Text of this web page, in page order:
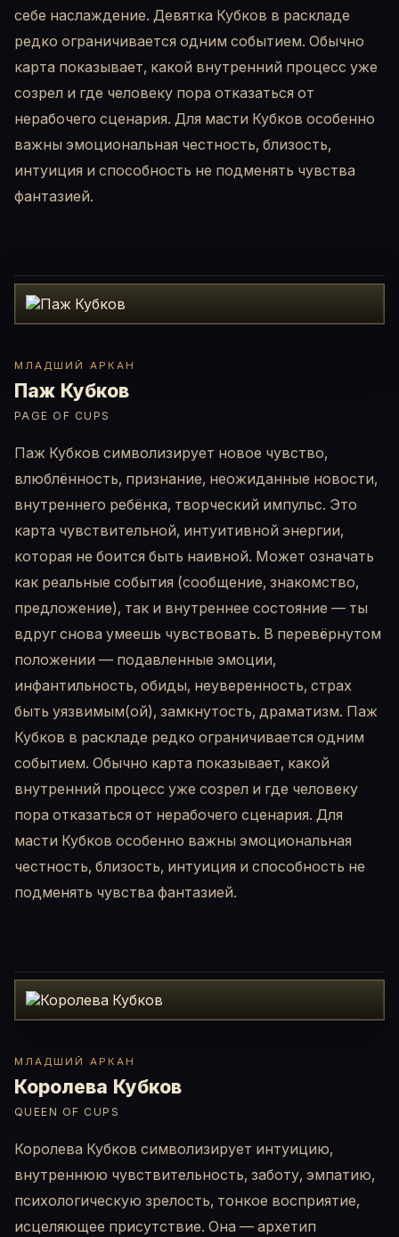
себе наслаждение. Девятка Кубков в раскладе
редко ограничивается одним событием. Обычно
карта показывает, какой внутренний процесс уже
созрел и где человеку пора отказаться от
нерабочего сценария. Для масти Кубков особенно
важны эмоциональная честность, близость,
интуиция и способность не подменять чувства
фантазией.
МЛАДШИЙ АРКАН
Паж Кубков
PAGE OF CUPS
Паж Кубков символизирует новое чувство,
влюблённость, признание, неожиданные новости,
внутреннего ребёнка, творческий импульс. Это
карта чувствительной, интуитивной энергии,
которая не боится быть наивной. Может означать
как реальные события (сообщение, знакомство,
предложение), так и внутреннее состояние — ты
вдруг снова умеешь чувствовать. В перевёрнутом
положении — подавленные эмоции,
инфантильность, обиды, неуверенность, страх
быть уязвимым(ой), замкнутость, драматизм. Паж
Кубков в раскладе редко ограничивается одним
событием. Обычно карта показывает, какой
внутренний процесс уже созрел и где человеку
пора отказаться от нерабочего сценария. Для
масти Кубков особенно важны эмоциональная
честность, близость, интуиция и способность не
подменять чувства фантазией.
МЛАДШИЙ АРКАН
Королева Кубков
QUEEN OF CUPS
Королева Кубков символизирует интуицию,
внутреннюю чувствительность, заботу, эмпатию,
психологическую зрелость, тонкое восприятие,
исцеляющее присутствие. Она — архетип